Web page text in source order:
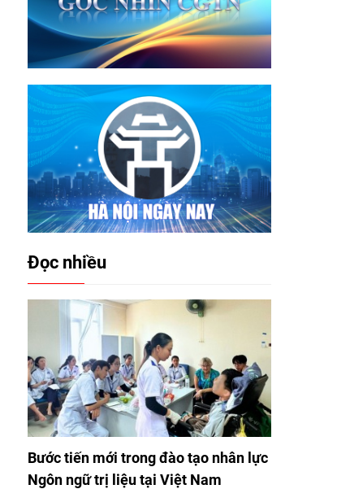
Đọc nhiều
Bước tiến mới trong đào tạo nhân lực
Ngôn ngữ trị liệu tại Việt Nam